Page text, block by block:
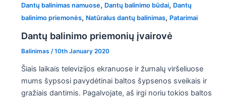
Dantų balinimas namuose, Dantų balinimo būdai, Dantų
balinimo priemonės, Natūralus dantų balinimas, Patarimai
Dantų balinimo priemonių įvairovė
Balinimas /10th January 2020
Šiais laikais televizijos ekranuose ir žurnalų viršeliuose
mums šypsosi pavydėtinai baltos šypsenos sveikais ir
gražiais dantimis. Pagalvojate, aš irgi noriu tokios baltos